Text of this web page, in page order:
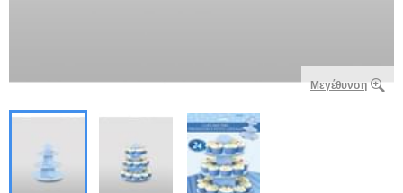
Μεγέθυνση